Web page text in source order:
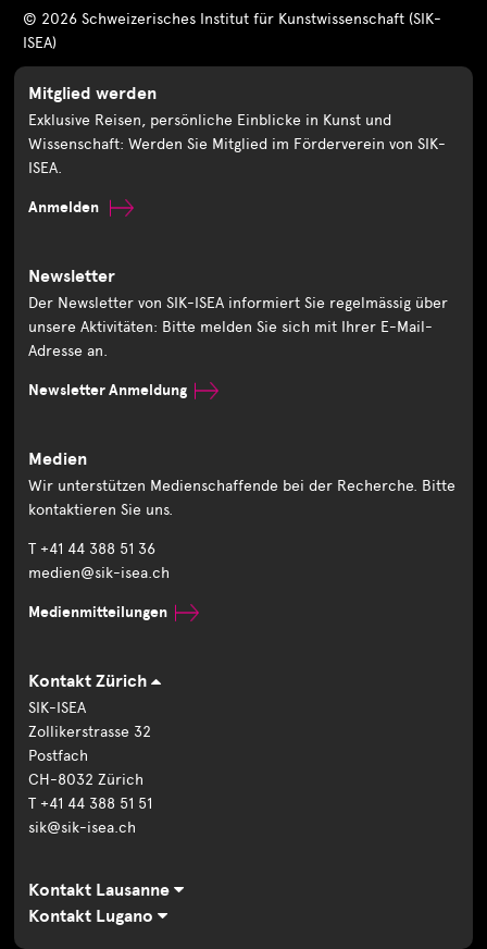
© 2026 Schweizerisches Institut für Kunstwissenschaft (SIK-
ISEA)
Mitglied werden
Exklusive Reisen, persönliche Einblicke in Kunst und
Wissenschaft: Werden Sie Mitglied im Förderverein von SIK-
ISEA.
Anmelden
Newsletter
Der Newsletter von SIK-ISEA informiert Sie regelmässig über
unsere Aktivitäten: Bitte melden Sie sich mit Ihrer E-Mail-
Adresse an.
Newsletter Anmeldung
Medien
Wir unterstützen Medienschaffende bei der Recherche. Bitte
kontaktieren Sie uns.
T +41 44 388 51 36
medien@sik-isea.ch
Medienmitteilungen
Kontakt Zürich
SIK-ISEA
Zollikerstrasse 32
Postfach
CH-8032 Zürich
T +41 44 388 51 51
sik@sik-isea.ch
Kontakt Lausanne
Kontakt Lugano